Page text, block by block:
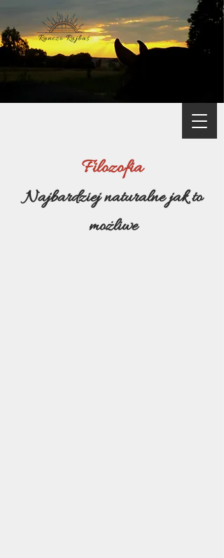
Filozofia
Najbardziej naturalne jak to
możliwe